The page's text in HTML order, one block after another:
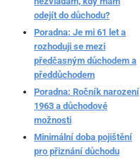
odejít do důchodu?
Poradna: Je mi 61 let a
rozhoduji se mezi
předčasným důchodem a
předdůchodem
Poradna: Ročník narození
1963 a důchodové
možnosti
Minimální doba pojištění
pro přiznání důchodu